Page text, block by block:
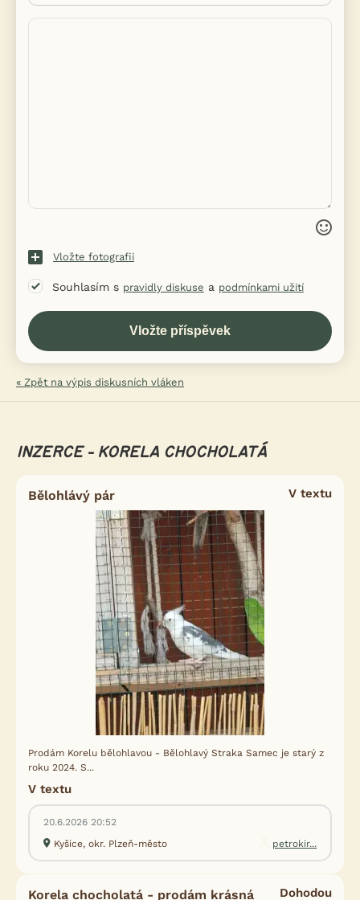
Vložte fotografii
Souhlasím s pravidly diskuse a podmínkami užití
« Zpět na výpis diskusních vláken
INZERCE - KORELA CHOCHOLATÁ
Bělohlávý pár V textu
Prodám Korelu bělohlavou - Bělohlavý Straka Samec je starý z
roku 2024. S...
V textu
20.6.2026 20:52
Kyšice, okr. Plzeň-město
petrokir...
Korela chocholatá - prodám krásná
Dohodou